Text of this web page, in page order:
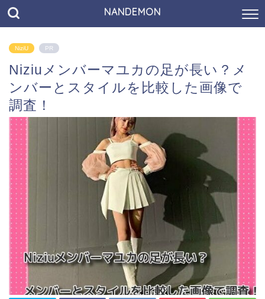
NANDEMON
NiziU PR
Niziuメンバーマユカの足が長い？メ
ンバーとスタイルを比較した画像で
調査！